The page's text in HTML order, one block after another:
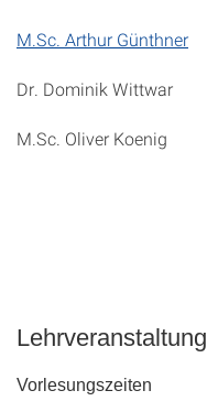
M.Sc. Arthur Günthner
Dr. Dominik Wittwar
M.Sc. Oliver Koenig
Lehrveranstaltung
Vorlesungszeiten